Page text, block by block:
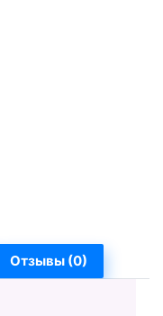
Отзывы (0)